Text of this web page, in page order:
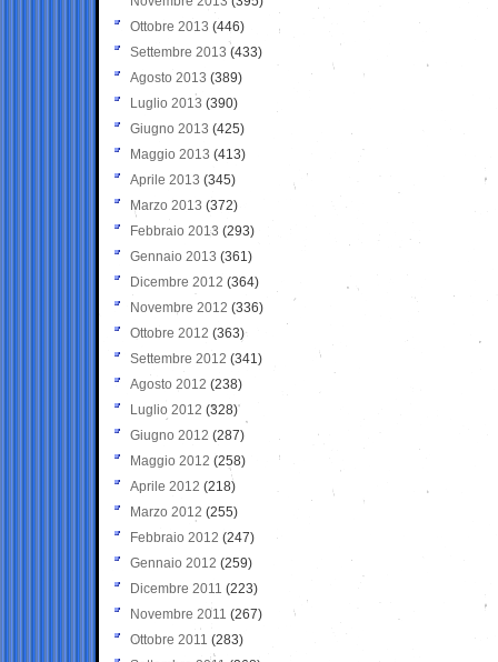
Ottobre 2013 (446)
Settembre 2013 (433)
Agosto 2013 (389)
Luglio 2013 (390)
Giugno 2013 (425)
Maggio 2013 (413)
Aprile 2013 (345)
Marzo 2013 (372)
Febbraio 2013 (293)
Gennaio 2013 (361)
Dicembre 2012 (364)
Novembre 2012 (336)
Ottobre 2012 (363)
Settembre 2012 (341)
Agosto 2012 (238)
Luglio 2012 (328)
Giugno 2012 (287)
Maggio 2012 (258)
Aprile 2012 (218)
Marzo 2012 (255)
Febbraio 2012 (247)
Gennaio 2012 (259)
Dicembre 2011 (223)
Novembre 2011 (267)
Ottobre 2011 (283)